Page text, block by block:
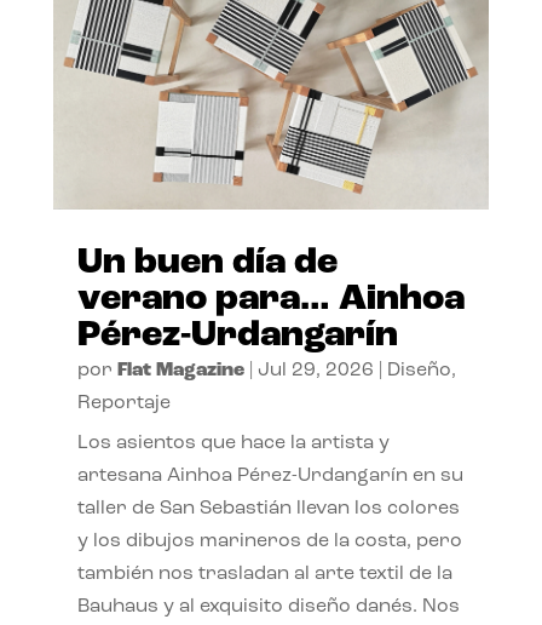
Un buen día de
verano para… Ainhoa
Pérez-Urdangarín
por Flat Magazine| Jul 29, 2026 Diseño,
Reportaje
Los asientos que hace la artista y
artesana Ainhoa Pérez-Urdangarín en su
taller de San Sebastián llevan los colores
y los dibujos marineros de la costa, pero
también nos trasladan al arte textil de la
Bauhaus y al exquisito diseño danés. Nos